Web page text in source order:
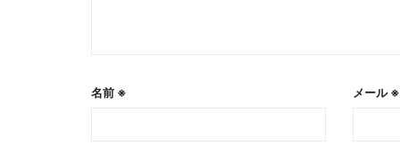
名前 ※ メール※